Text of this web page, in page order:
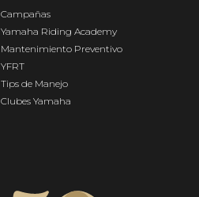
Campañas
Yamaha Riding Academy
Mantenimiento Preventivo
YFRT
Tips de Manejo
Clubes Yamaha